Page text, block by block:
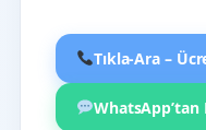
Tıkla-Ara –